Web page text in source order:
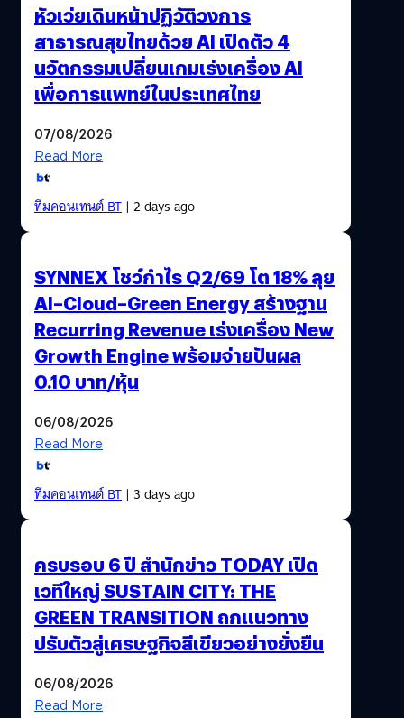
หัวเว่ยเดินหน้าปฏิวัติวงการ
สาธารณสุขไทยด้วย AI เปิดตัว 4
นวัตกรรมเปลี่ยนเกมเร่งเครื่อง AI
เพื่อการแพทย์ในประเทศไทย
07/08/2026
Read More
ทีมคอนเทนต์ BT| 2 days ago
SYNNEX โชว์กำไร Q2/69 โต 18% ลุย
AI–Cloud–Green Energy สร้างฐาน
Recurring Revenue เร่งเครื่อง New
Growth Engine พร้อมจ่ายปันผล
0.10 บาท/หุ้น
06/08/2026
Read More
ทีมคอนเทนต์ BT| 3 days ago
ครบรอบ 6 ปี สำนักข่าว TODAY เปิด
เวทีใหญ่ SUSTAIN CITY: THE
GREEN TRANSITION ถกแนวทาง
ปรับตัวสู่เศรษฐกิจสีเขียวอย่างยั่งยืน
06/08/2026
Read More